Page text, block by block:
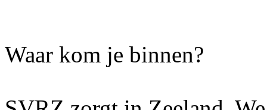
Waar kom je binnen?